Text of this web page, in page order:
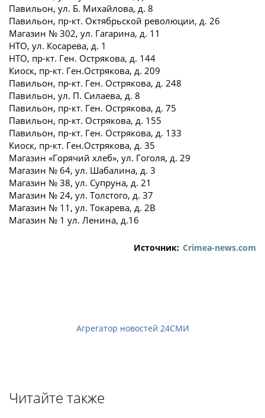
Павильон, ул. Б. Михайлова, д. 8
Павильон, пр-кт. Октябрьской революции, д. 26
Магазин № 302, ул. Гагарина, д. 11
НТО, ул. Косарева, д. 1
НТО, пр-кт. Ген. Острякова, д. 144
Киоск, пр-кт. Ген.Острякова, д. 209
Павильон, пр-кт. Ген. Острякова, д. 248
Павильон, ул. П. Силаева, д. 8
Павильон, пр-кт. Ген. Острякова, д. 75
Павильон, пр-кт. Острякова, д. 155
Павильон, пр-кт. Ген. Острякова, д. 133
Киоск, пр-кт. Ген.Острякова, д. 35
Магазин «Горячий хлеб», ул. Гоголя, д. 29
Магазин № 64, ул. Шабалина, д. 3
Магазин № 38, ул. Супруна, д. 21
Магазин № 24, ул. Толстого, д. 37
Магазин № 11, ул. Токарева, д. 2В
Магазин № 1 ул. Ленина, д.16
Источник: Crimea-news.com
Агрегатор новостей 24СМИ
Читайте также